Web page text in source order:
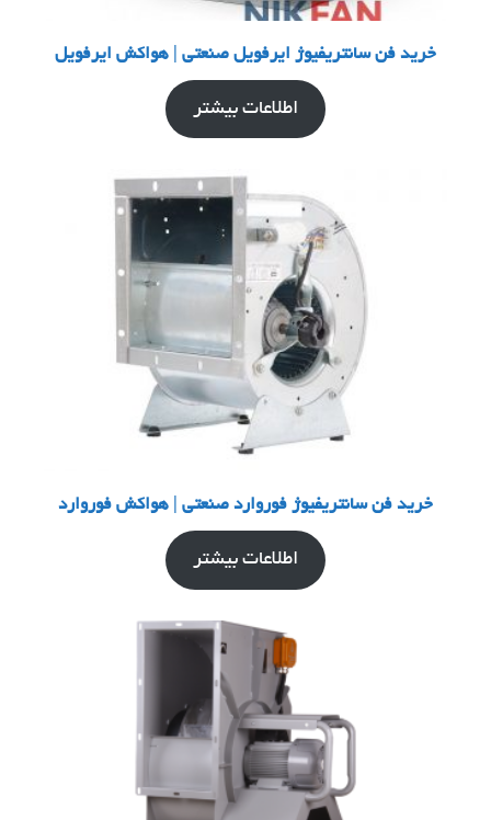
خرید فن سانتریفیوژ ایرفویل صنعتی | هواکش ایرفویل
اطلاعات بیشتر
خرید فن سانتریفیوژ فوروارد صنعتی | هواکش فوروارد
اطلاعات بیشتر